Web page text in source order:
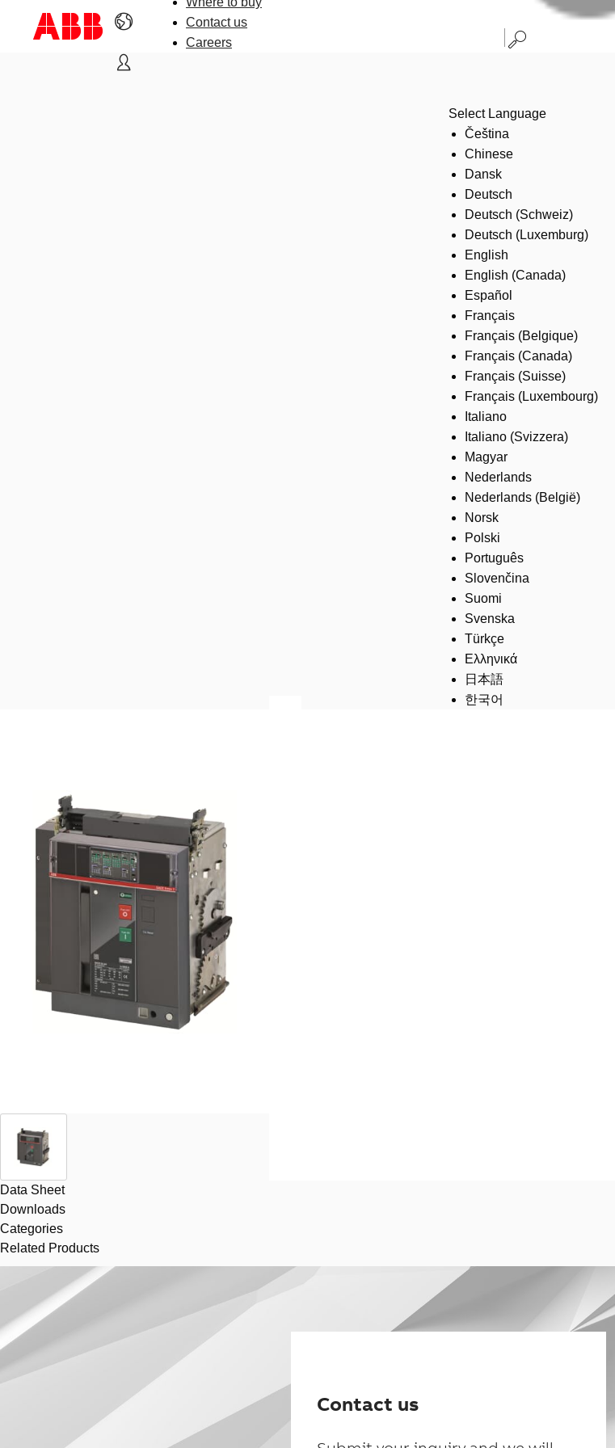
Contact us
Careers
Select Language
Čeština
Chinese
Dansk
Deutsch
Deutsch (Schweiz)
Deutsch (Luxemburg)
English
English (Canada)
Español
Français
Français (Belgique)
Français (Canada)
Français (Suisse)
Français (Luxembourg)
Italiano
Italiano (Svizzera)
Magyar
Nederlands
Nederlands (België)
Norsk
Polski
Português
Slovenčina
Suomi
Svenska
Türkçe
Ελληνικά
日本語
한국어
Data Sheet
Downloads
Categories
Related Products
Contact us